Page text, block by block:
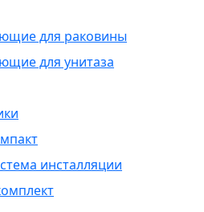
для раковины
для унитаза
инсталляции